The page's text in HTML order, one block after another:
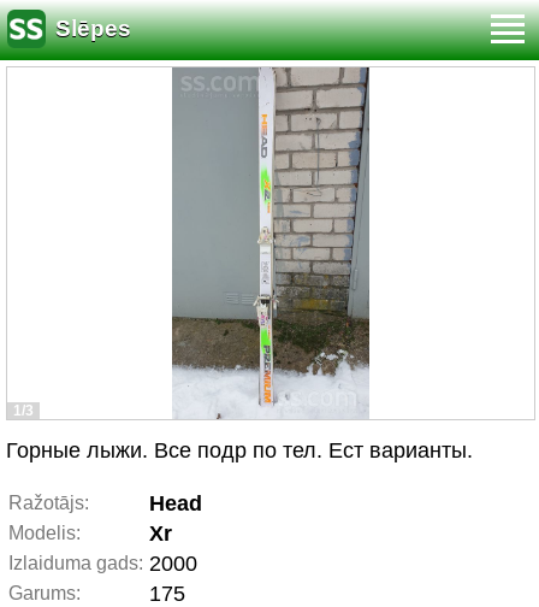
Slēpes
1/3
Горные лыжи. Все подр по тел. Ест варианты.
Ražotājs: Head
Modelis: Xr
Izlaiduma gads: 2000
Garums: 175